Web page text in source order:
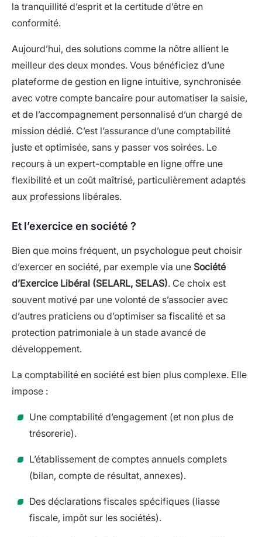
la tranquillité d’esprit et la certitude d’être en
conformité.
Aujourd’hui, des solutions comme la nôtre allient le
meilleur des deux mondes. Vous bénéficiez d’une
plateforme de gestion en ligne intuitive, synchronisée
avec votre compte bancaire pour automatiser la saisie,
et de l’accompagnement personnalisé d’un chargé de
mission dédié. C’est l’assurance d’une comptabilité
juste et optimisée, sans y passer vos soirées. Le
recours à un expert-comptable en ligne offre une
flexibilité et un coût maîtrisé, particulièrement adaptés
aux professions libérales.
Et l’exercice en société ?
Bien que moins fréquent, un psychologue peut choisir
d’exercer en société, par exemple via une Société
d’Exercice Libéral (SELARL, SELAS). Ce choix est
souvent motivé par une volonté de s’associer avec
d’autres praticiens ou d’optimiser sa fiscalité et sa
protection patrimoniale à un stade avancé de
développement.
La comptabilité en société est bien plus complexe. Elle
impose :
Une comptabilité d’engagement (et non plus de
trésorerie).
L’établissement de comptes annuels complets
(bilan, compte de résultat, annexes).
Des déclarations fiscales spécifiques (liasse
fiscale, impôt sur les sociétés).